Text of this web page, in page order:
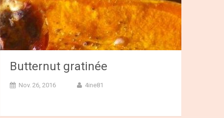
Butternut gratinée
Nov. 26, 2016 4ine81